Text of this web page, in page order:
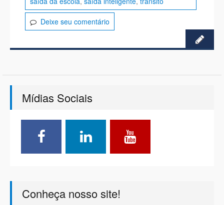
Deixe seu comentário
Mídias Sociais
Conheça nosso site!